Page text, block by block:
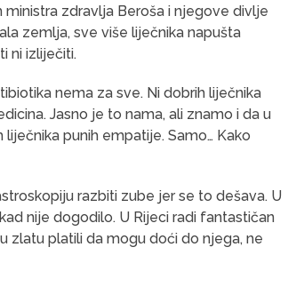
zdravlja Beroša i njegove divlje
zemlja, sve više liječnika napušta
ni izliječiti.
nema za sve. Ni dobrih liječnika
Jasno je to nama, ali znamo i da u
punih empatije. Samo… Kako
razbiti zube jer se to dešava. U
nije dogodilo. U Rijeci radi fantastičan
zlatu platili da mogu doći do njega, ne